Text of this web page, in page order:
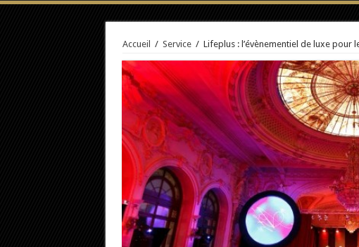
Accueil / Service / Lifeplus : l’évènementiel de luxe pour